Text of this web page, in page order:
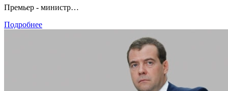
Премьер - министр…
Подробнее